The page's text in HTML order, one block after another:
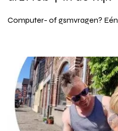
Computer- of gsmvragen? Eén